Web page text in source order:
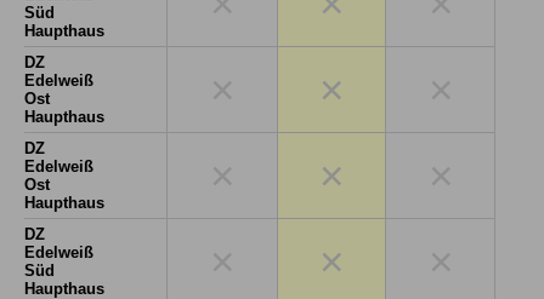
Süd
Haupthaus
DZ
Edelweiß
Ost
Haupthaus
×
DZ
Edelweiß
Ost
Haupthaus
×
DZ
Edelweiß
Süd
Haupthaus
×